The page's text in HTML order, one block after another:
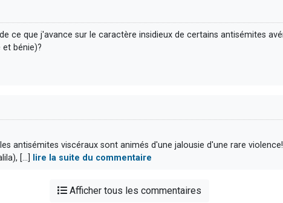
ce que j'avance sur le caractère insidieux de certains antisémites
et bénie)?
antisémites viscéraux sont animés d'une jalousie d'une rare
[...]
lire la suite du commentaire
Afficher tous les commentaires